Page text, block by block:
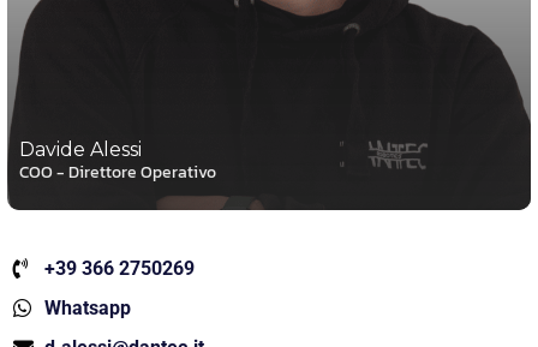
Davide Alessi
COO - Direttore Operativo
+39 366 2750269
Whatsapp